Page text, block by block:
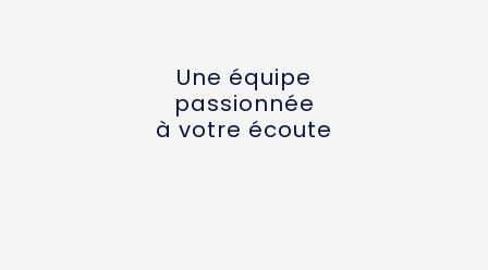
Une équipe
passionnée
à votre écoute